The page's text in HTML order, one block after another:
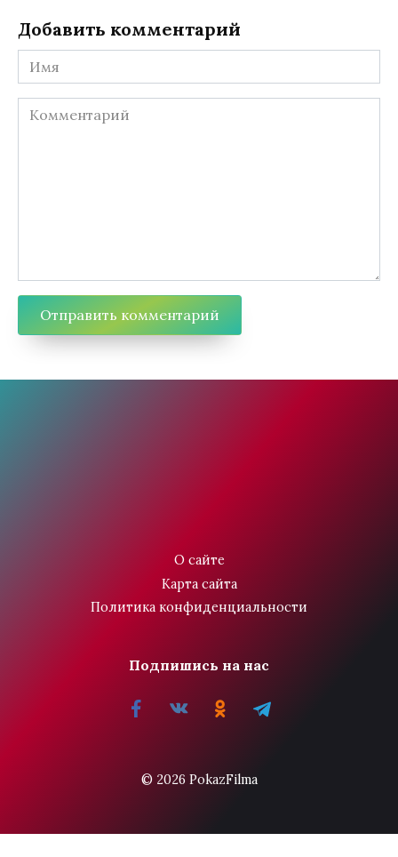
Добавить комментарий
Имя
Комментарий
О сайте
Карта сайта
Политика конфиденциальности
Подпишись на нас
© 2026 PokazFilma